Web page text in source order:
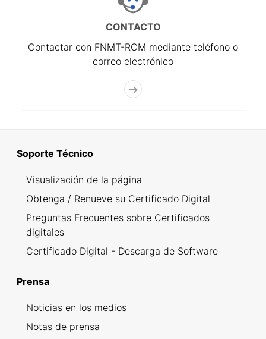
CONTACTO
Contactar con FNMT-RCM mediante teléfono o
correo electrónico
Soporte Técnico
Visualización de la página
Obtenga / Renueve su Certificado Digital
Preguntas Frecuentes sobre Certificados
digitales
Certificado Digital - Descarga de Software
Prensa
Noticias en los medios
Notas de prensa